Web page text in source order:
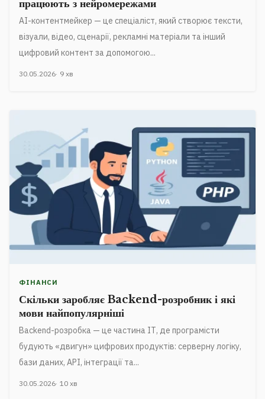
працюють з нейромережами
AI-контентмейкер — це спеціаліст, який створює тексти,
візуали, відео, сценарії, рекламні матеріали та інший
цифровий контент за допомогою...
30.05.2026 9 хв
ФІНАНСИ
Скільки заробляє Backend-розробник і які
мови найпопулярніші
Backend-розробка — це частина ІТ, де програмісти
будують «двигун» цифрових продуктів: серверну логіку,
бази даних, API, інтеграції та...
30.05.2026 10 хв